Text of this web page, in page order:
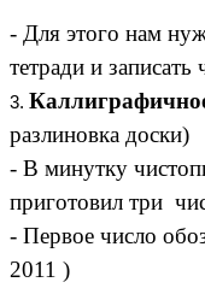
- Для этого нам
тетради и
разлиновка доски)
- В минутку
приготовил три
- Первое число
2011 )